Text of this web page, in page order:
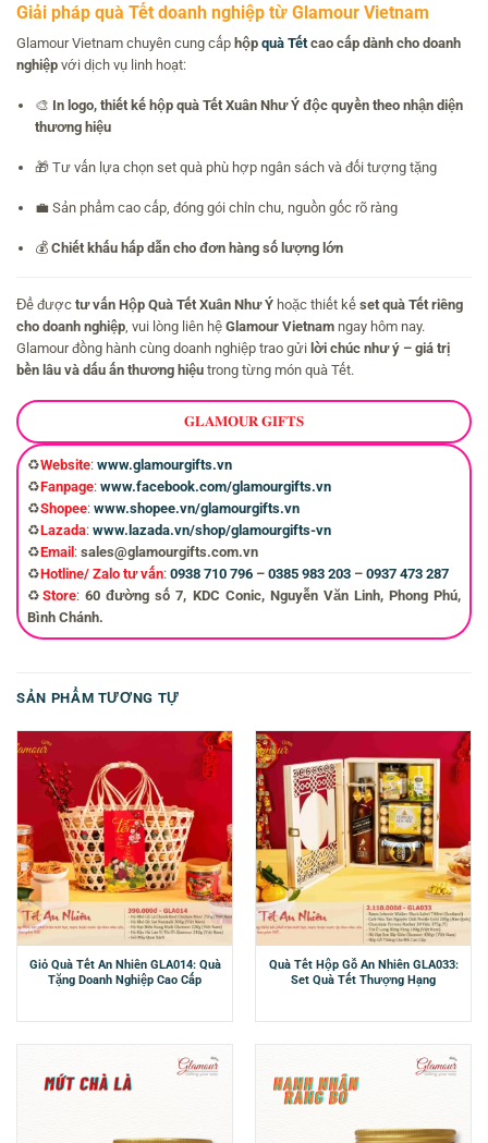
Giải pháp quà Tết doanh nghiệp từ Glamour Vietnam
Glamour Vietnam chuyên cung cấp hộp quà Tếtcao cấp dành cho doanh
nghiệp với dịch vụ linh hoạt:
🎨 In logo, thiết kế hộp quà Tết Xuân Như Ý độc quyền theo nhận diện
thương hiệu
🎁 Tư vấn lựa chọn set quà phù hợp ngân sách và đối tượng tặng
💼 Sản phẩm cao cấp, đóng gói chỉn chu, nguồn gốc rõ ràng
💰 Chiết khấu hấp dẫn cho đơn hàng số lượng lớn
Để được tư vấn Hộp Quà Tết Xuân Như Ý hoặc thiết kế set quà Tết riêng
cho doanh nghiệp, vui lòng liên hệ Glamour Vietnam ngay hôm nay.
Glamour đồng hành cùng doanh nghiệp trao gửi lời chúc như ý – giá trị
bền lâu và dấu ấn thương hiệu trong từng món quà Tết.
𝐆𝐋𝐀𝐌𝐎𝐔𝐑 𝐆𝐈𝐅𝐓𝐒
♻️Website: www.glamourgifts.vn
♻️Fanpage: www.facebook.com/glamourgifts.vn
♻️Shopee: www.shopee.vn/glamourgifts.vn
♻️Lazada: www.lazada.vn/shop/glamourgifts-vn
♻️Email : sales@glamourgifts.com.vn
♻️Hotline/ Zalo tư vấn: 0938 710 796 – 0385 983 203 – 0937 473 287
♻️Store:60 đường số 7, KDC Conic, Nguyễn Văn Linh, Phong Phú,
Bình Chánh.
SẢN PHẨM TƯƠNG TỰ
Giỏ Quà Tết An Nhiên GLA014: Quà
Tặng Doanh Nghiệp Cao Cấp
Quà Tết Hộp Gỗ An Nhiên GLA033:
Set Quà Tết Thượng Hạng